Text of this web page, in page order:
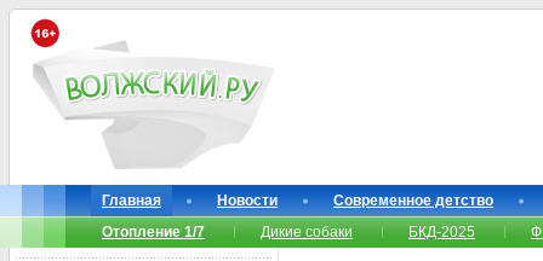
Главная Новости
Современное детство
Отопление 1/7
Дикие собаки БКД-2025